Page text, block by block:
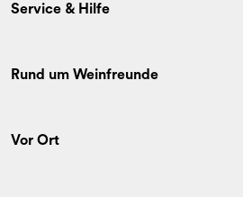
Service & Hilfe
Rund um Weinfreunde
Vor Ort